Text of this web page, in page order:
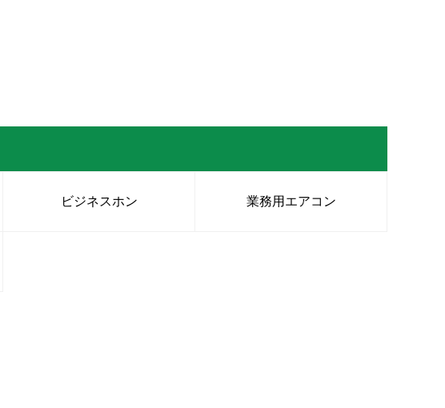
ビジネスホン 業務用エアコン